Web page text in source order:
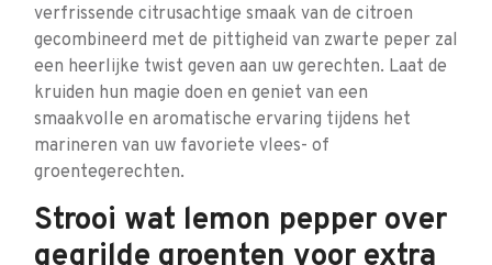
verfrissende citrusachtige smaak van de citroen
gecombineerd met de pittigheid van zwarte peper zal
een heerlijke twist geven aan uw gerechten. Laat de
kruiden hun magie doen en geniet van een
smaakvolle en aromatische ervaring tijdens het
marineren van uw favoriete vlees- of
groentegerechten.
Strooi wat lemon pepper over